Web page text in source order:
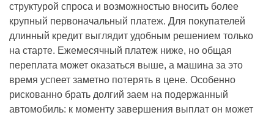
структурой спроса и возможностью вносить более
крупный первоначальный платеж. Для покупателей
длинный кредит выглядит удобным решением только
на старте. Ежемесячный платеж ниже, но общая
переплата может оказаться выше, а машина за это
время успеет заметно потерять в цене. Особенно
рискованно брать долгий заем на подержанный
автомобиль: к моменту завершения выплат он может